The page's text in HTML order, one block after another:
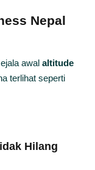
Nepal
awal altitude
terlihat seperti
Hilang